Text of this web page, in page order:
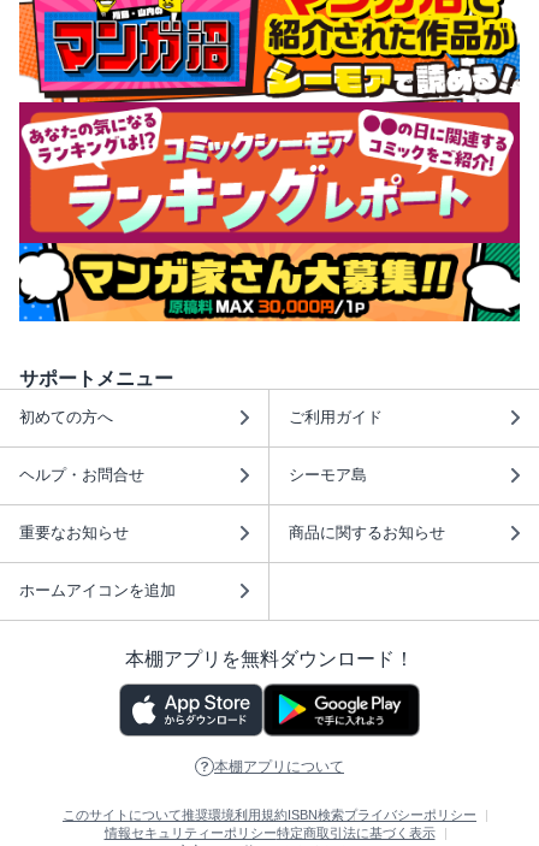
サポートメニュー
初めての方へ ご利用ガイド
ヘルプ・お問合せ シーモア島
重要なお知らせ 商品に関するお知らせ
ホームアイコンを追加
本棚アプリを無料ダウンロード！
本棚アプリについて
このサイトについて推奨環境利用規約ISBN検索プライバシーポリシー
情報セキュリティーポリシー特定商取引法に基づく表示